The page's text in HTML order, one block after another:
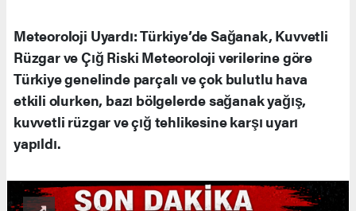
Meteoroloji Uyardı: Türkiye’de Sağanak, Kuvvetli
Rüzgar ve Çığ Riski Meteoroloji verilerine göre
Türkiye genelinde parçalı ve çok bulutlu hava
etkili olurken, bazı bölgelerde sağanak yağış,
kuvvetli rüzgar ve çığ tehlikesine karşı uyarı
yapıldı.